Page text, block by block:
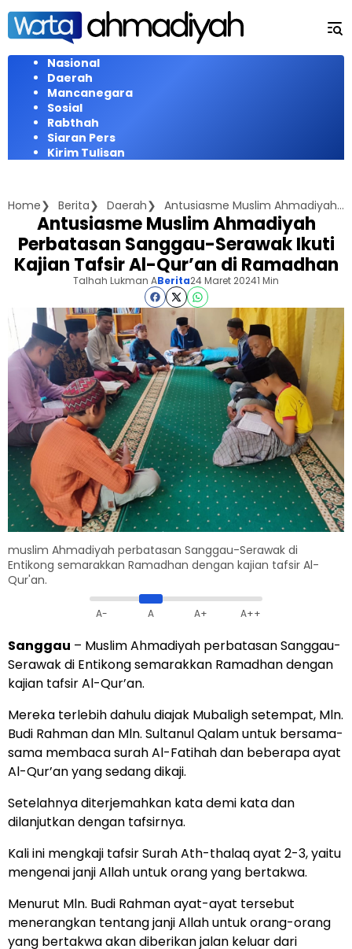
Langsung
konten
Nasional
Daerah
Mancanegara
Sosial
Rabthah
Siaran Pers
Kirim Tulisan
Home Berita Daerah Antusiasme Muslim Ahmadiyah Perbatasan Sanggau-Serawak Ikuti Kajian Tafsir Al-Qur'an di Ramadhan
Antusiasme Muslim Ahmadiyah
Perbatasan Sanggau-Serawak Ikuti
Kajian Tafsir Al-Qur’an di Ramadhan
Talhah Lukman ABerita24 Maret 20241 Min
muslim Ahmadiyah perbatasan Sanggau-Serawak di
Entikong semarakkan Ramadhan dengan kajian tafsir Al-
Qur'an.
A- A A+ A++
Sanggau – Muslim Ahmadiyah perbatasan Sanggau-
Serawak di Entikong semarakkan Ramadhan dengan
kajian tafsir Al-Qur’an.
Mereka terlebih dahulu diajak Mubaligh setempat, Mln.
Budi Rahman dan Mln. Sultanul Qalam untuk bersama-
sama membaca surah Al-Fatihah dan beberapa ayat
Al-Qur’an yang sedang dikaji.
Setelahnya diterjemahkan kata demi kata dan
dilanjutkan dengan tafsirnya.
Kali ini mengkaji tafsir Surah Ath-thalaq ayat 2-3, yaitu
mengenai janji Allah untuk orang yang bertakwa.
Menurut Mln. Budi Rahman ayat-ayat tersebut
menerangkan tentang janji Allah untuk orang-orang
yang bertakwa akan diberikan jalan keluar dari